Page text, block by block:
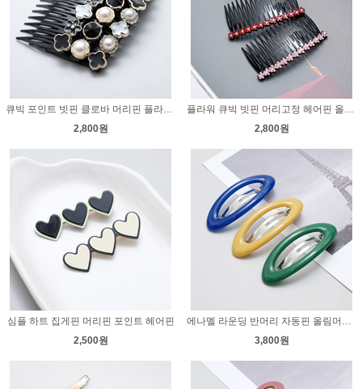
큐빅 포인트 빗핀 클로바 머리핀 플라워 헤어핀 머리고정
2,800원
플라워 큐빅 빗핀 머리고정 헤어핀 올림머리 머리핀
2,800원
심플 하트 집게핀 머리핀 포인트 헤어핀
2,500원
에나멜 라운딩 반머리 자동핀 올림머리 헤어핀 반묶음 머리핀
3,800원